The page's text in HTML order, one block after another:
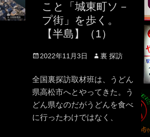
こと「城東町ソ－
プ街」を歩く。
【半島】（1）
Posted
2022年11月3日 Author
裏 探訪
全国裏探訪取材班は、うどん
県高松市へとやってきた。う
どん県なのだがうどんを食べ
に行ったわけではなく、